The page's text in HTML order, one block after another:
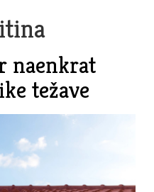
naenkrat
težave